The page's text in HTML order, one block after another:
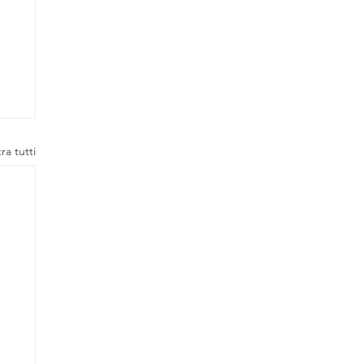
tutti